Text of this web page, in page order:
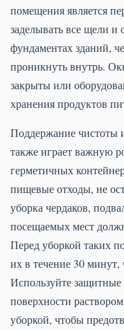
помещения является
заделывать все щели и
фундаментах зданий,
проникнуть внутрь.
закрыты или
хранения продуктов
Поддержание чистоты
также играет важную
герметичных
пищевые отходы, не
уборка чердаков,
посещаемых мест
Перед уборкой таких
их в течение 30 минут,
Используйте
поверхности
уборкой, чтобы